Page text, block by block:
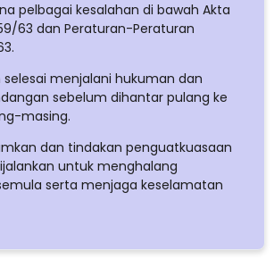
pelbagai kesalahan di bawah Akta
63 dan Peraturan-Peraturan
selesai menjalani hukuman dan
sebelum dihantar pulang ke
masing.
dan tindakan penguatkuasaan
untuk menghalang
serta menjaga keselamatan